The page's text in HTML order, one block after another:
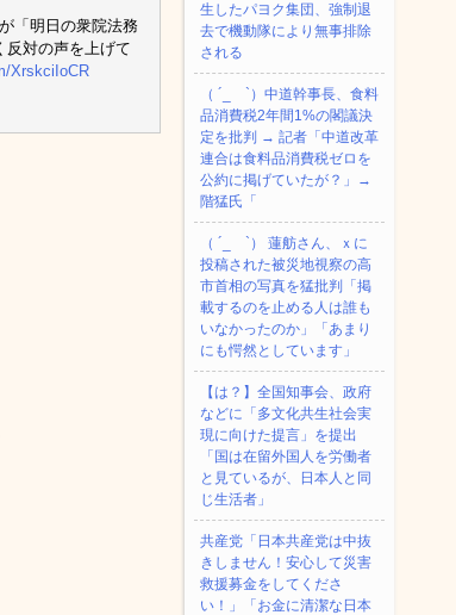
「明日の衆院法務
反対の声を上げて
XrskciIoCR
生したパヨク集団、強制退
去で機動隊により無事排除
される
（ ´_ゝ`）中道幹事長、食料
品消費税2年間1%の閣議決
定を批判 → 記者「中道改革
連合は食料品消費税ゼロを
公約に掲げていたが？」→
階猛氏「
（ ´_ゝ`） 蓮舫さん、ｘに
投稿された被災地視察の高
市首相の写真を猛批判「掲
載するのを止める人は誰も
いなかったのか」「あまり
にも愕然としています」
【は？】全国知事会、政府
などに「多文化共生社会実
現に向けた提言」を提出
「国は在留外国人を労働者
と見ているが、日本人と同
じ生活者」
共産党「日本共産党は中抜
きしません！安心して災害
救援募金をしてくださ
い！」「お金に清潔な日本